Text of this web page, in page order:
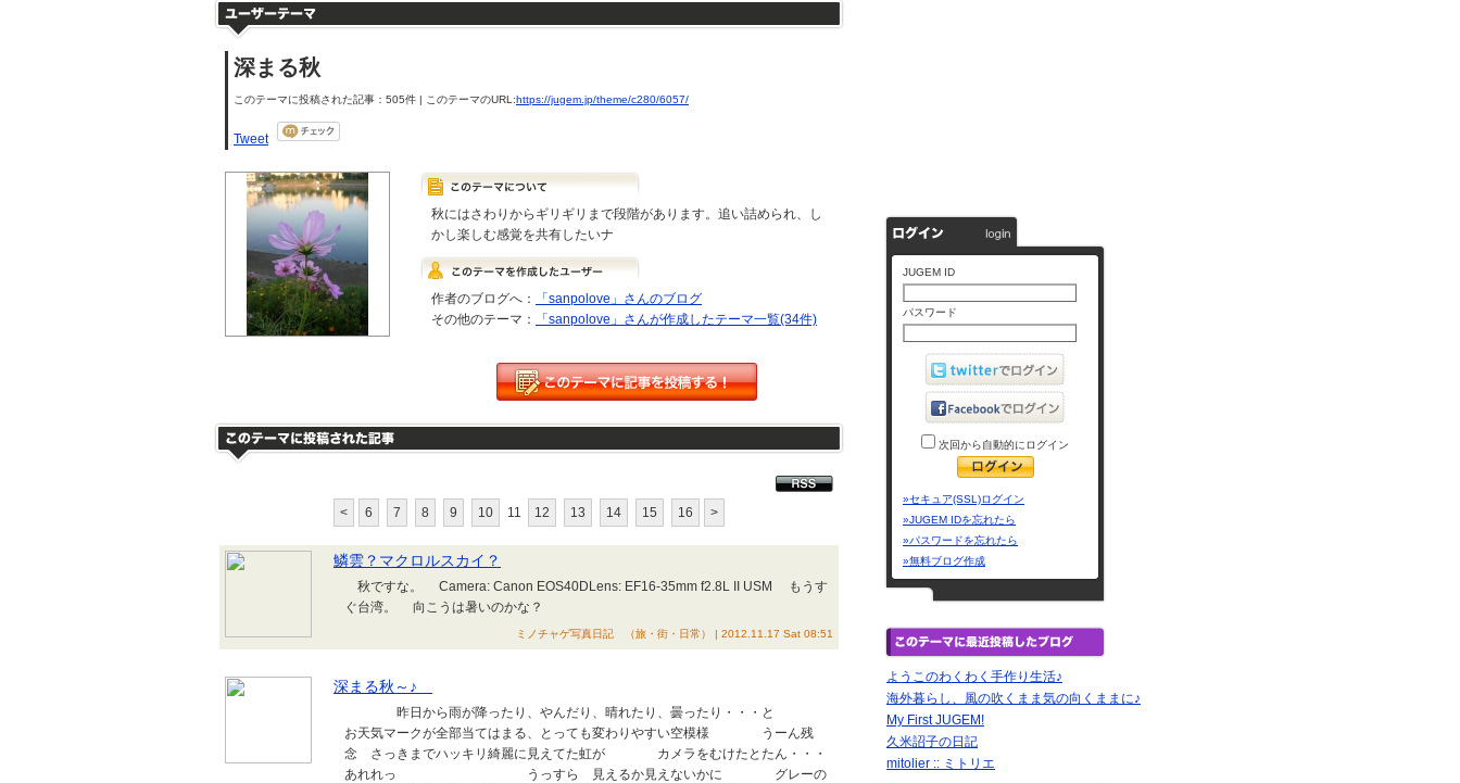
深まる秋
このテーマに投稿された記事：505件 | このテーマのURL:https://jugem.jp/theme/c280/6057/
Tweet
秋にはさわりからギリギリまで段階があります。追い詰められ、し
かし楽しむ感覚を共有したいナ
作者のブログへ：
「sanpolove」さんのブログ
その他のテーマ：
「sanpolove」さんが作成したテーマ一覧(34件)
< 6 7 8 9 10 11 12 13 14 15 16 >
鱗雲？マクロルスカイ？
秋ですな。 Camera: Canon EOS40DLens: EF16-35mm f2.8L II USM もうす
ぐ台湾。 向こうは暑いのかな？
ミノチャゲ写真日記 （旅・街・日常） | 2012.11.17 Sat 08:51
深まる秋～♪
昨日から雨が降ったり、やんだり、晴れたり、曇ったり・・・と
お天気マークが全部当てはまる、とっても変わりやすい空模様 うーん残
念 さっきまでハッキリ綺麗に見えてた虹が カメラをむけたとたん・・・
あれれっ うっすら 見えるか見えないかに グレーの
JUGEM ID
パスワード
次回から自動的にログイン
»セキュア(SSL)ログイン
»JUGEM IDを忘れたら
»パスワードを忘れたら
»無料ブログ作成
ようこのわくわく手作り生活♪
海外暮らし、風の吹くまま気の向くままに♪
My First JUGEM!
久米詔子の日記
mitolier :: ミトリエ